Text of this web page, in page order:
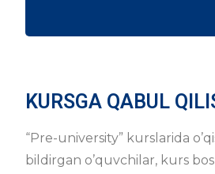
KURSGA QABUL
“Pre-university” kurslarida
bildirgan o’quvchilar, kurs